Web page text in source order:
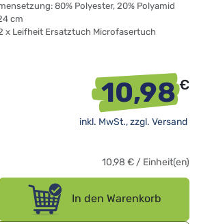
80% Polyester, 20% Polyamid
cm
x Leifheit Ersatztuch Microfasertuch
In den Warenkorb
10,98€
inkl. MwSt., zzgl. Versand
10,98 € / Einheit(en)